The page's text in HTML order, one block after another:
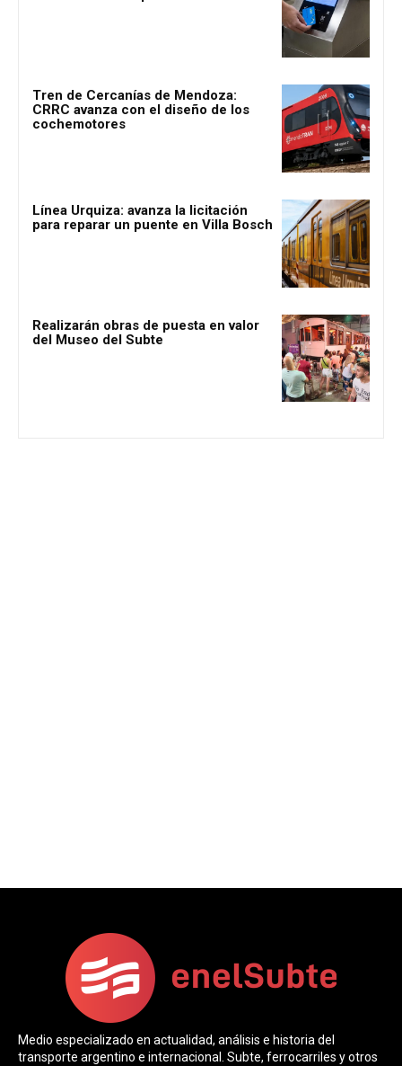
Tren de Cercanías de Mendoza:
CRRC avanza con el diseño de los
cochemotores
Línea Urquiza: avanza la licitación
para reparar un puente en Villa Bosch
Realizarán obras de puesta en valor
del Museo del Subte
Medio especializado en actualidad, análisis e historia del
transporte argentino e internacional. Subte, ferrocarriles y otros